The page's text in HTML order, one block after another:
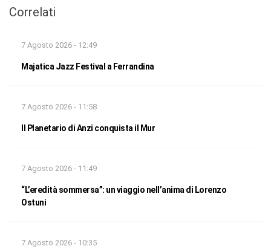
Correlati
7 Agosto 2026 - 12:49
Majatica Jazz Festival a Ferrandina
7 Agosto 2026 - 11:58
Il Planetario di Anzi conquista il Mur
7 Agosto 2026 - 11:49
“L’eredità sommersa”: un viaggio nell’anima di Lorenzo
Ostuni
7 Agosto 2026 - 10:35